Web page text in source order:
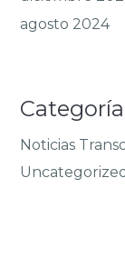
agosto 2024
Categoría
Noticias
Uncategorized